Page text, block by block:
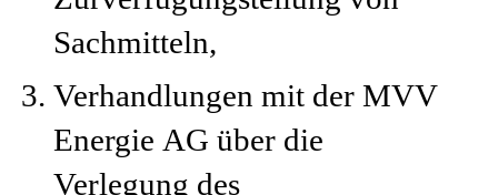
Sachmitteln,
Verhandlungen mit der MVV
Energie AG über die
Verlegung des